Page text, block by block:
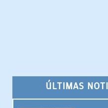
ÚLTIMAS